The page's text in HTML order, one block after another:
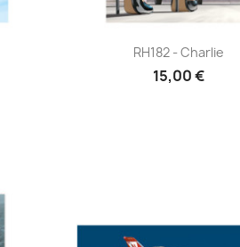
Aperçu rapide
RH182 - Charlie
15,00 €